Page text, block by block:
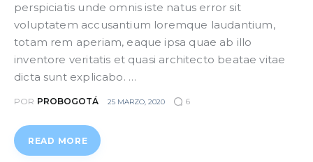
perspiciatis unde omnis iste natus error sit
voluptatem accusantium loremque laudantium,
totam rem aperiam, eaque ipsa quae ab illo
inventore veritatis et quasi architecto beatae vitae
dicta sunt explicabo. …
POR PROBOGOTÁ 25 MARZO, 2020 6
READ MORE